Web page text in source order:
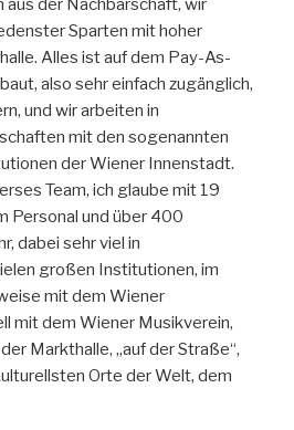
aus der Nachbarschaft, wir
Sparten mit hoher
Alles ist auf dem Pay-As-
also sehr einfach zugänglich,
und wir arbeiten in
mit den sogenannten
der Wiener Innenstadt.
Team, ich glaube mit 19
Personal und über 400
dabei sehr viel in
großen Institutionen, im
mit dem Wiener
mit dem Wiener Musikverein,
Markthalle, „auf der Straße“,
Orte der Welt, dem